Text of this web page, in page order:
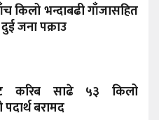
किलो भन्दाबढी गाँजासहित
जना पक्राउ
करिब साढे ५३ किलो
बरामद